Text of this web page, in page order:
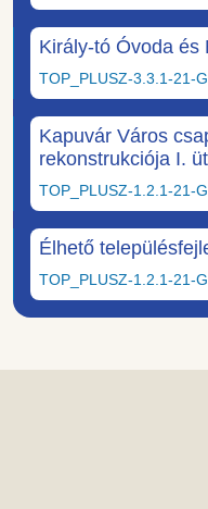
Király-tó Óvoda és
TOP_PLUSZ-3.3.1-21-
Kapuvár Város
rekonstrukciója I.
TOP_PLUSZ-1.2.1-21-
Élhető
TOP_PLUSZ-1.2.1-21-